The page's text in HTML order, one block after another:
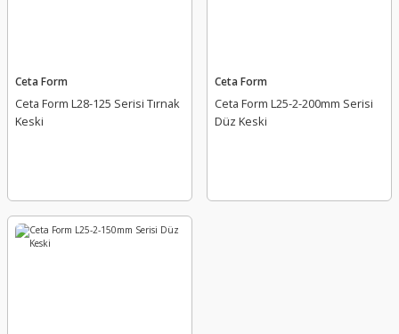
Ceta Form
Ceta Form L28-125 Serisi Tırnak
Keski
Ceta Form
Ceta Form L25-2-200mm Serisi
Düz Keski